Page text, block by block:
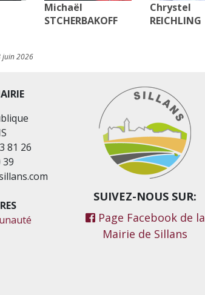
Michaël
STCHERBAKOFF
Chrystel
REICHLING
juin 2026
81 26
39
SUIVEZ-NOUS SUR:
Page Facebook de la
Mairie de Sillans